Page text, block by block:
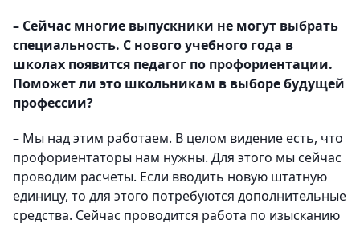
– Сейчас многие выпускники не могут выбрать
специальность. С нового учебного года в
школах появится педагог по профориентации.
Поможет ли это школьникам в выборе будущей
профессии?
– Мы над этим работаем. В целом видение есть, что
профориентаторы нам нужны. Для этого мы сейчас
проводим расчеты. Если вводить новую штатную
единицу, то для этого потребуются дополнительные
средства. Сейчас проводится работа по изысканию